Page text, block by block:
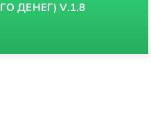
ДЕНЕГ) V.1.8